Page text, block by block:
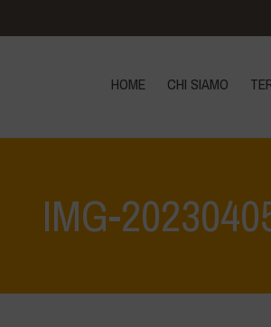
HOME CHI SIAMO
IMG-